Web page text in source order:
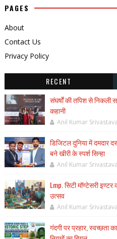
PAGES
About
Contact Us
Privacy Policy
RECENT
संघर्षों की तपिश से निकली
कहानी
Anil Kumar Srivastava
डिजिटल दुनिया में दमदार
बने खीरी के स्पर्श सिन्हा
Anil Kumar Srivastava
Lmp. सिटी मॉण्टेसरी इण्टर
उत्सव
Anil Kumar Srivastava
गंदगी पर प्रहार, स्वच्छता